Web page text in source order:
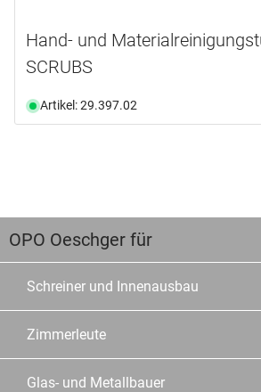
Hand- und
SCRUBS
Artikel: 29.397.02
OPO Oeschger für
Schreiner und Innenausbau
Zimmerleute
Glas- und Metallbauer